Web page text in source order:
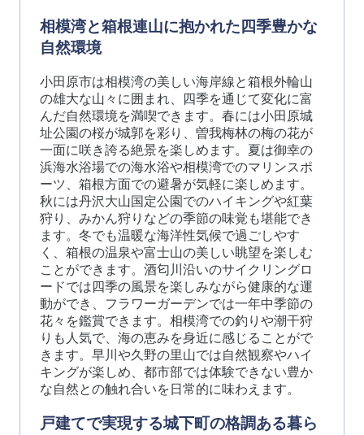
相模湾と箱根連山に抱かれた四季豊かな
自然環境
小田原市は相模湾の美しい海岸線と箱根外輪山
の雄大な山々に囲まれ、四季を通じて変化に富
んだ自然環境を満喫できます。春には小田原城
址公園の桜が城郭を彩り、曽我梅林の梅の花が
一面に咲き誇る絶景を楽しめます。夏は御幸の
浜海水浴場での海水浴や相模湾でのマリンスポ
ーツ、箱根方面での避暑が気軽に楽しめます。
秋には丹沢大山国定公園でのハイキングや紅葉
狩り、みかん狩りなどの季節の味覚も堪能でき
ます。冬でも温暖な海洋性気候で過ごしやす
く、箱根の温泉や富士山の美しい眺望を楽しむ
ことができます。酒匂川沿いのサイクリングロ
ードでは四季の風景を楽しみながら健康的な運
動ができ、フラワーガーデンでは一年中季節の
花々を鑑賞できます。相模湾での釣りや潮干狩
りも人気で、海の恵みを身近に感じることがで
きます。早川や久野の里山では自然観察やハイ
キングが楽しめ、都市部では体験できない豊か
な自然との触れ合いを日常的に味わえます。
戸建てで実現する城下町の格調ある暮ら